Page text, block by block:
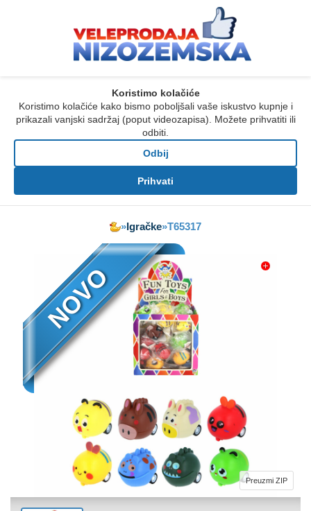
Koristimo kolačiće
Koristimo kolačiće kako bismo poboljšali vaše iskustvo kupnje i
prikazali vanjski sadržaj (poput videozapisa). Možete prihvatiti ili
odbiti.
Odbij
Prihvati
»Igračke»T65317
NOVO
Preuzmi ZIP